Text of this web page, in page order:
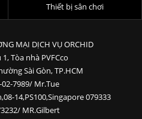
Thiết bị sân chơi
MẠI DỊCH VỤ ORCHID
Tòa nhà PVFCco
Sài Gòn, TP.HCM
02-7989/ Mr.Tue
14,PS100,Singapore 079333
MR.Gilbert